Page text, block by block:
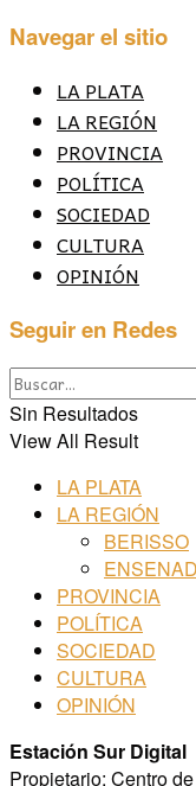
Navegar el sitio
LA PLATA
LA REGIÓN
PROVINCIA
POLÍTICA
SOCIEDAD
CULTURA
OPINIÓN
Seguir en Redes
Sin Resultados
View All Result
LA PLATA
LA REGIÓN
BERISSO
PROVINCIA
POLÍTICA
SOCIEDAD
CULTURA
OPINIÓN
Estación Sur Digital
Propietario: Centro